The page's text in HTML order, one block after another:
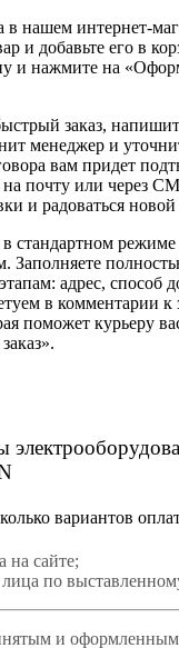
в нашем интернет-
и добавьте его в
и нажмите на
заказ,
менеджер и
вам придет
почту или через
и радоваться
стандартном
Заполняете
адрес, способ
в комментарии к
поможет курьеру
вариантов
на сайте;
по
и